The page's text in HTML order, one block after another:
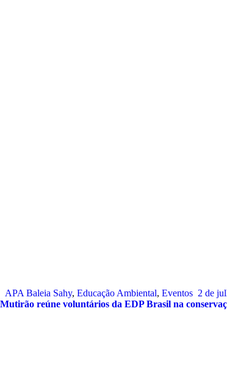
APA Baleia Sahy, Educação Ambiental, Eventos 2 de
Mutirão reúne voluntários da EDP Brasil na